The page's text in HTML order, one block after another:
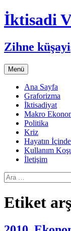
İktisadi
Zihne
Menü İçeriğe
atla
Ana Sayfa
Graforizma
İktisadiyat
Makro
Politika
Kriz
Hayatın
Kullanım
İletişim
Arama:
Etiket